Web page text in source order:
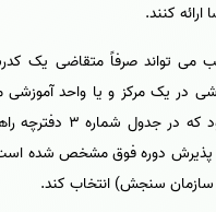
ارائه کنند.
می تواند صرفاً متقاضی یک
در یک مرکز و یا واحد
دیپلم خود که در
پذیرش دوره فوق مشخص شده
سنجش) انتخاب کند.